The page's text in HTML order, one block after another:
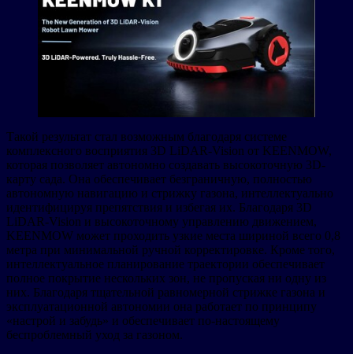
Такой результат стал возможным благодаря системе
комплексного восприятия 3D LiDAR-Vision от KEENMOW,
которая позволяет автономно создавать высокоточную 3D-
карту сада. Она обеспечивает безграничную, полностью
автономную навигацию и стрижку газона, интеллектуально
идентифицируя препятствия и избегая их. Благодаря 3D
LiDAR-Vision и высокоточному управлению движением,
KEENMOW может проходить узкие места шириной всего 0,8
метра при минимальной ручной корректировке. Кроме того,
интеллектуальное планирование траектории обеспечивает
полное покрытие нескольких зон, не пропуская ни одну из
них. Благодаря тщательной равномерной стрижке газона и
эксплуатационной автономии она работает по принципу
«настрой и забудь» и обеспечивает по-настоящему
беспроблемный уход за газоном.